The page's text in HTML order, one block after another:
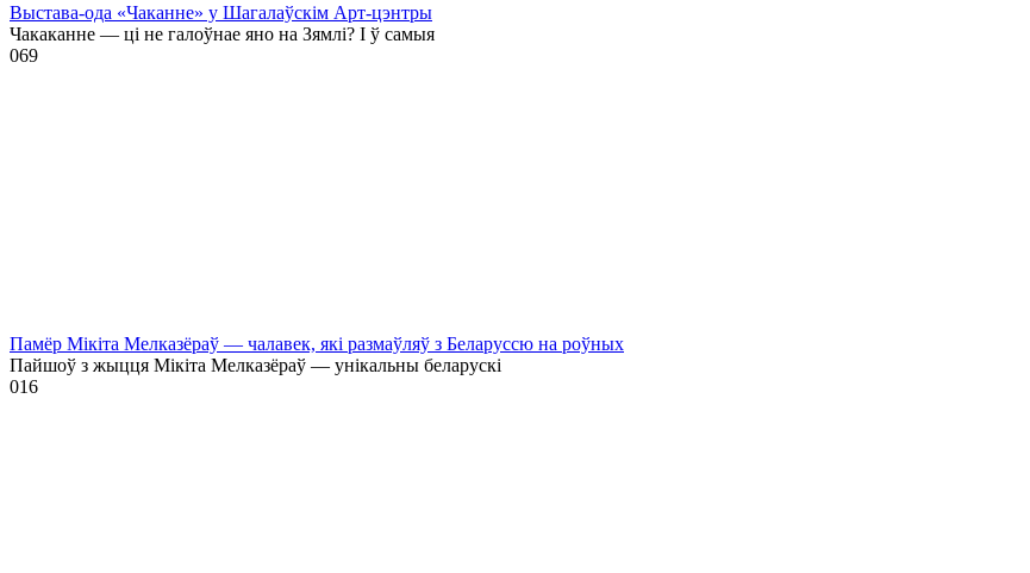
Выстава-ода «Чаканне» у Шагалаўскім Арт-цэнтры
Чакаканне — ці не галоўнае яно на Зямлі? І ў самыя
069
Памёр Мікіта Мелказёраў — чалавек, які размаўляў з Беларуссю на роўных
Пайшоў з жыцця Мікіта Мелказёраў — унікальны беларускі
016